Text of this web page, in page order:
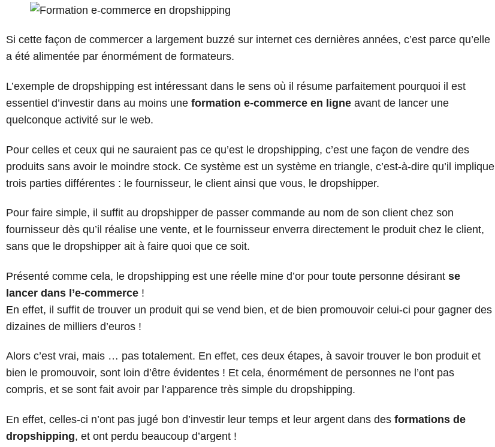
Si cette façon de commercer a largement buzzé sur internet ces dernières années, c’est parce qu’elle
a été alimentée par énormément de formateurs.
L’exemple de dropshipping est intéressant dans le sens où il résume parfaitement pourquoi il est
essentiel d’investir dans au moins une formation e-commerce en ligne avant de lancer une
quelconque activité sur le web.
Pour celles et ceux qui ne sauraient pas ce qu’est le dropshipping, c’est une façon de vendre des
produits sans avoir le moindre stock. Ce système est un système en triangle, c’est-à-dire qu’il implique
trois parties différentes : le fournisseur, le client ainsi que vous, le dropshipper.
Pour faire simple, il suffit au dropshipper de passer commande au nom de son client chez son
fournisseur dès qu’il réalise une vente, et le fournisseur enverra directement le produit chez le client,
sans que le dropshipper ait à faire quoi que ce soit.
Présenté comme cela, le dropshipping est une réelle mine d’or pour toute personne désirant se
lancer dans l’e-commerce !
En effet, il suffit de trouver un produit qui se vend bien, et de bien promouvoir celui-ci pour gagner des
dizaines de milliers d’euros !
Alors c’est vrai, mais … pas totalement. En effet, ces deux étapes, à savoir trouver le bon produit et
bien le promouvoir, sont loin d’être évidentes ! Et cela, énormément de personnes ne l’ont pas
compris, et se sont fait avoir par l’apparence très simple du dropshipping.
En effet, celles-ci n’ont pas jugé bon d’investir leur temps et leur argent dans des formations de
dropshipping, et ont perdu beaucoup d’argent !